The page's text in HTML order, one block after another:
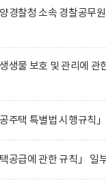
양경찰청 소속 경찰공무
생생물 보호 및 관리에
공주택 특별법 시행규칙
택공급에 관한 규칙」